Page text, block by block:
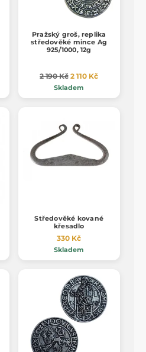
Pražský groš, replika
středověké mince Ag
925/1000, 12g
2 190 Kč 2 110 Kč
Skladem
Středověké kované
křesadlo
330 Kč
Skladem